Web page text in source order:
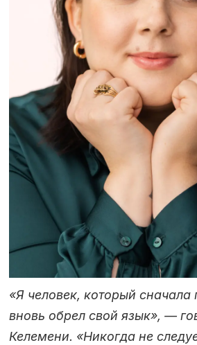
«Я человек, который сначала
вновь обрел свой язык», —
Келемени. «Никогда не